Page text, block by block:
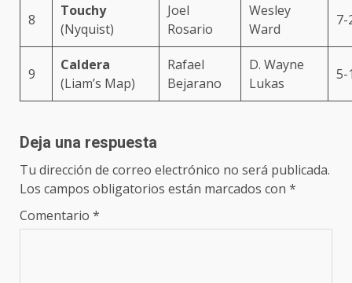
8
Touchy
(Nyquist)
Joel
Rosario
Wesley
Ward
7-
9
Caldera
(Liam’s Map)
Rafael
Bejarano
D. Wayne
Lukas
5-
Deja una respuesta
Tu dirección de correo electrónico no será publicada.
Los campos obligatorios están marcados con *
Comentario *